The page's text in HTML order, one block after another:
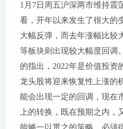
1月7日周五沪深两市维持震
看，开年以来发生了很大的
大幅反弹，而去年涨幅比较
等板块则出现较大幅度回调
的指出，2022年是价值投资
龙头股将迎来恢复性上涨的
能会出现一定的回调，现在
上的转换，既在预期之内，
能够一以贯之的策略，必须